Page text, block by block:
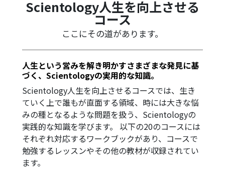
Scientology人生を向上させる
コース
ここにその道があります。
人生という営みを解き明かすさまざまな発見に基
づく、Scientologyの実用的な知識。
Scientology人生を向上させるコースでは、生き
ていく上で誰もが直面する領域、時には大きな悩
みの種となるような問題を扱う、Scientologyの
実践的な知識を学びます。 以下の20のコースには
それぞれ対応するワークブックがあり、コースで
勉強するレッスンやその他の教材が収録されてい
ます。